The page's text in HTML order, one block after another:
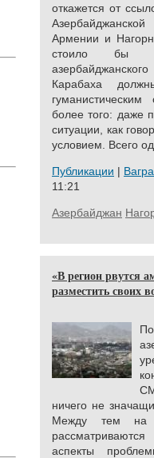
откажется от
Армении и
стоило бы
Карабаха
более того: даже
ситуации, как
условием. Всего
Публикации |
11:21
Азербайджан
«В регион рвутся
разместить своих
ничего не
Между тем на
аспекты